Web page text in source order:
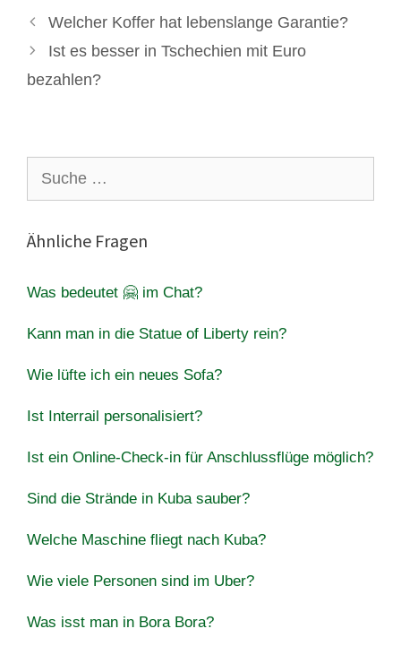
Welcher Koffer hat lebenslange Garantie?
Ist es besser in Tschechien mit Euro
bezahlen?
nach:
Ähnliche Fragen
Was bedeutet 🤗 im Chat?
Kann man in die Statue of Liberty rein?
Wie lüfte ich ein neues Sofa?
Ist Interrail personalisiert?
Ist ein Online-Check-in für Anschlussflüge möglich?
Sind die Strände in Kuba sauber?
Welche Maschine fliegt nach Kuba?
Wie viele Personen sind im Uber?
Was isst man in Bora Bora?